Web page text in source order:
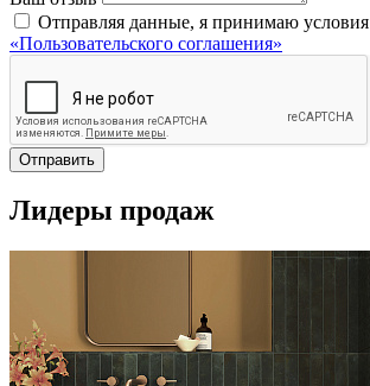
Отправляя данные, я принимаю условия
«Пользовательского соглашения»
Отправить
Лидеры продаж